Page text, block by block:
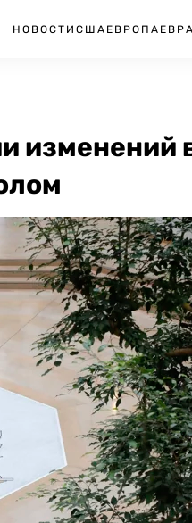
НОВОСТИ США ЕВРОПА
изменений